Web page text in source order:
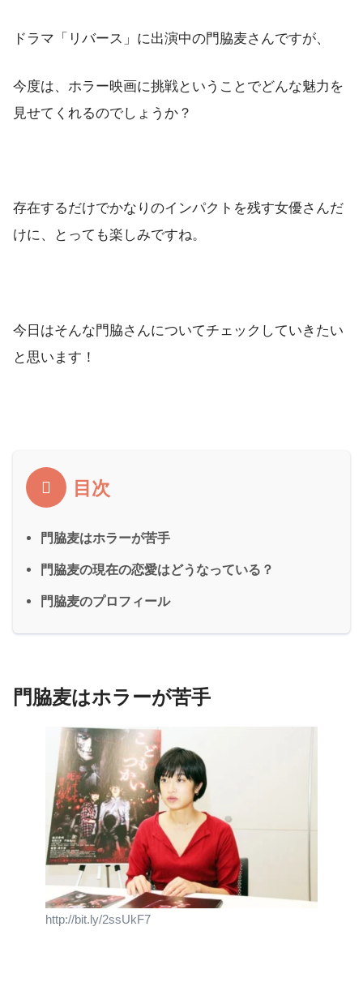
ドラマ「リバース」に出演中の門脇麦さんですが、
今度は、ホラー映画に挑戦ということでどんな魅力を
見せてくれるのでしょうか？
存在するだけでかなりのインパクトを残す女優さんだ
けに、とっても楽しみですね。
今日はそんな門脇さんについてチェックしていきたい
と思います！
目次
門脇麦はホラーが苦手
門脇麦の現在の恋愛はどうなっている？
門脇麦のプロフィール
門脇麦はホラーが苦手
http://bit.ly/2ssUkF7